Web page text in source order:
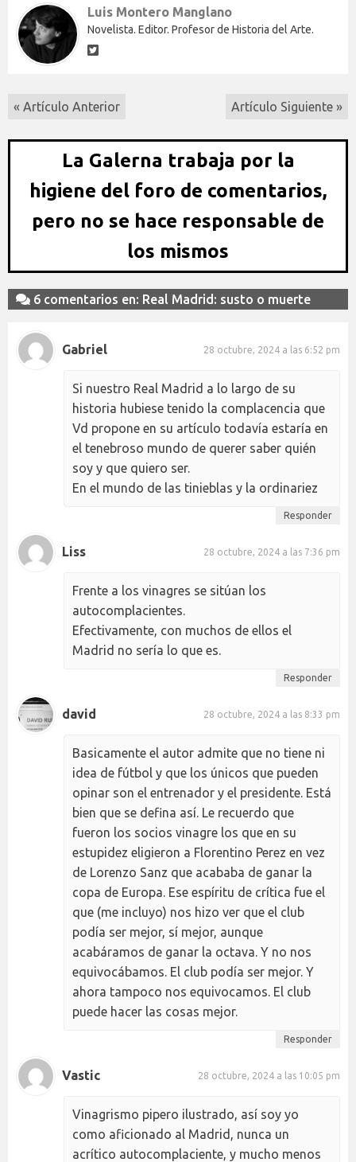
Luis Montero Manglano
Novelista. Editor. Profesor de Historia del Arte.
« Artículo Anterior Artículo Siguiente »
La Galerna trabaja por la
higiene del foro de comentarios,
pero no se hace responsable de
los mismos
6 comentarios en: Real Madrid: susto o muerte
Gabriel 28 octubre, 2024 a las 6:52 pm
Si nuestro Real Madrid a lo largo de su
historia hubiese tenido la complacencia que
Vd propone en su artículo todavía estaría en
el tenebroso mundo de querer saber quién
soy y que quiero ser.
En el mundo de las tinieblas y la ordinariez
Responder
Liss 28 octubre, 2024 a las 7:36 pm
Frente a los vinagres se sitúan los
autocomplacientes.
Efectivamente, con muchos de ellos el
Madrid no sería lo que es.
Responder
david 28 octubre, 2024 a las 8:33 pm
Basicamente el autor admite que no tiene ni
idea de fútbol y que los únicos que pueden
opinar son el entrenador y el presidente. Está
bien que se defina así. Le recuerdo que
fueron los socios vinagre los que en su
estupidez eligieron a Florentino Perez en vez
de Lorenzo Sanz que acababa de ganar la
copa de Europa. Ese espíritu de crítica fue el
que (me incluyo) nos hizo ver que el club
podía ser mejor, sí mejor, aunque
acabáramos de ganar la octava. Y no nos
equivocábamos. El club podía ser mejor. Y
ahora tampoco nos equivocamos. El club
puede hacer las cosas mejor.
Responder
Vastic 28 octubre, 2024 a las 10:05 pm
Vinagrismo pipero ilustrado, así soy yo
como aficionado al Madrid, nunca un
acrítico autocomplaciente, y mucho menos